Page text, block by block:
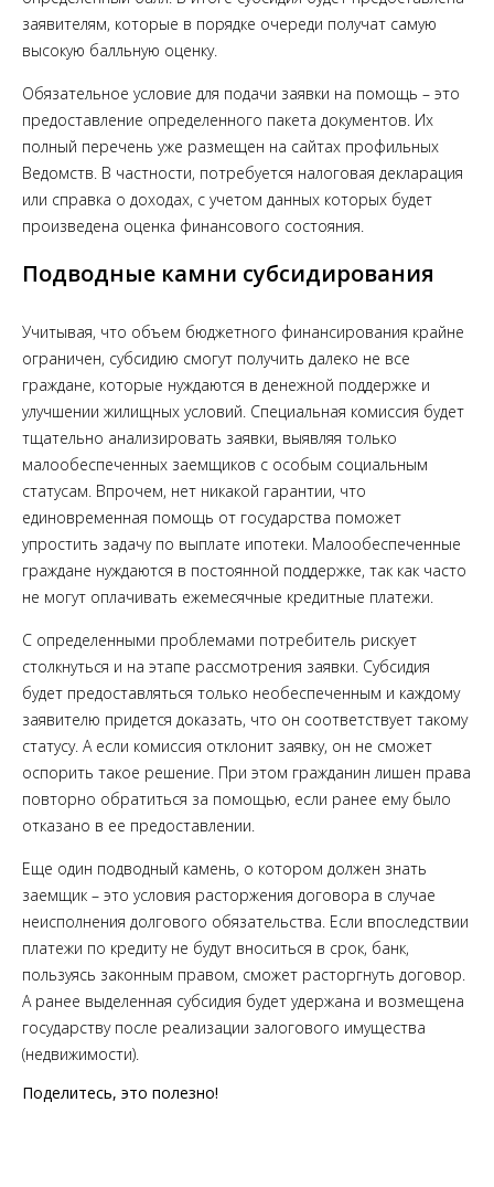
заявителям, которые в порядке очереди получат самую
высокую балльную оценку.
Обязательное условие для подачи заявки на помощь – это
предоставление определенного пакета документов. Их
полный перечень уже размещен на сайтах профильных
Ведомств. В частности, потребуется налоговая декларация
или справка о доходах, с учетом данных которых будет
произведена оценка финансового состояния.
Подводные камни субсидирования
Учитывая, что объем бюджетного финансирования крайне
ограничен, субсидию смогут получить далеко не все
граждане, которые нуждаются в денежной поддержке и
улучшении жилищных условий. Специальная комиссия будет
тщательно анализировать заявки, выявляя только
малообеспеченных заемщиков с особым социальным
статусам. Впрочем, нет никакой гарантии, что
единовременная помощь от государства поможет
упростить задачу по выплате ипотеки. Малообеспеченные
граждане нуждаются в постоянной поддержке, так как часто
не могут оплачивать ежемесячные кредитные платежи.
С определенными проблемами потребитель рискует
столкнуться и на этапе рассмотрения заявки. Субсидия
будет предоставляться только необеспеченным и каждому
заявителю придется доказать, что он соответствует такому
статусу. А если комиссия отклонит заявку, он не сможет
оспорить такое решение. При этом гражданин лишен права
повторно обратиться за помощью, если ранее ему было
отказано в ее предоставлении.
Еще один подводный камень, о котором должен знать
заемщик – это условия расторжения договора в случае
неисполнения долгового обязательства. Если впоследствии
платежи по кредиту не будут вноситься в срок, банк,
пользуясь законным правом, сможет расторгнуть договор.
А ранее выделенная субсидия будет удержана и возмещена
государству после реализации залогового имущества
(недвижимости).
Поделитесь, это полезно!